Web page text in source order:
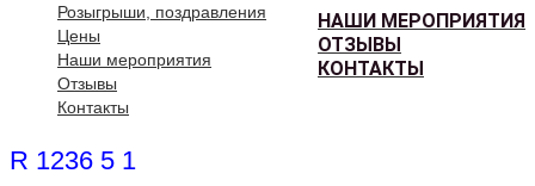
НАШИ МЕРОПРИЯТИЯ
ОТЗЫВЫ
КОНТАКТЫ
Розыгрыши, поздравления
Цены
Наши мероприятия
Отзывы
Контакты
R 1236 5 1